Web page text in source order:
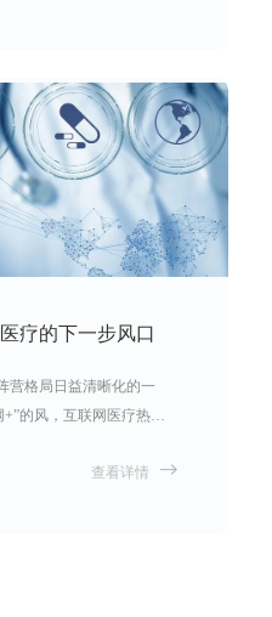
疗的下一步风口
营格局日益清晰化的一
的风，互联网医疗热被
对于传统医疗，互联网医
查看详情